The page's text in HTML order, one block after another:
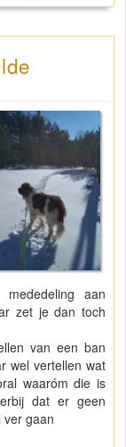
mededeling aan
zet je dan toch
van een ban
wel vertellen wat
waaróm die is
dat er geen
ver gaan